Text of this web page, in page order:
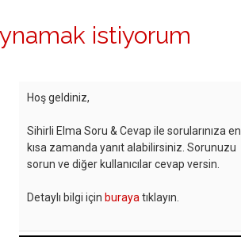
istiyorum
Hoş geldiniz,
Sihirli Elma Soru & Cevap ile sorularınıza en
kısa zamanda yanıt alabilirsiniz. Sorunuzu
sorun ve diğer kullanıcılar cevap versin.
Detaylı bilgi için buraya tıklayın.